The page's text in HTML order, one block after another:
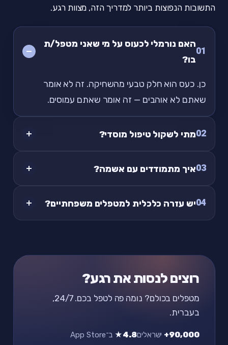
התשובות הנפוצות ביותר למדריך הזה, מצוות רגע.
01
האם נורמלי לכעוס על מי שאני מטפל/ת
בו?
כן. כעס הוא חלק טבעי מהשחיקה. זה לא אומר
שאתם לא אוהבים — זה אומר שאתם עמוסים.
02מתי לשקול טיפול מוסדי?
03איך מתמודדים עם אשמה?
04יש עזרה כלכלית למטפלים משפחתיים?
רוצים לנסות את רגע?
מטפלים בכולם? נומה פה לטפל בכם. 24/7,
בעברית.
90,000+ ישראלים4.8★
ב־App Store